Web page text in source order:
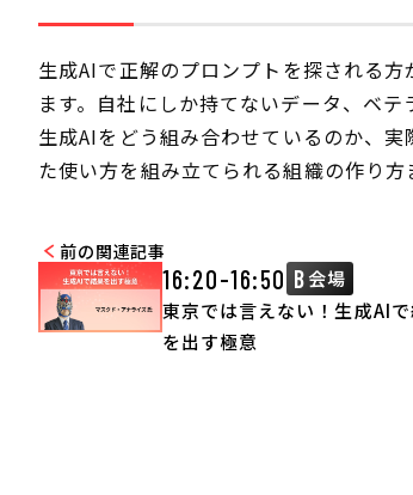
生成AIで正解のプロンプトを探される
ます。自社にしか持てないデータ、ベ
生成AIをどう組み合わせているのか、
た使い方を組み立てられる組織の作り方
16:20-16:50 B会場
東京では言えない！生成AI
を出す極意
前の関連記事